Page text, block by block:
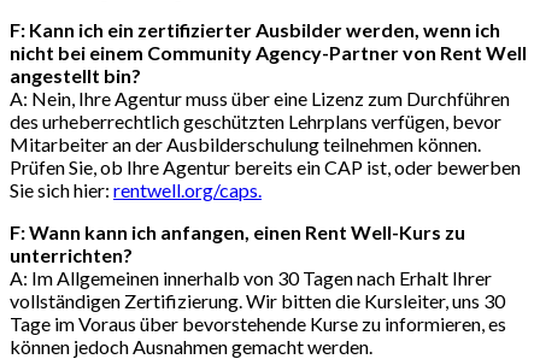
F: Kann ich ein zertifizierter Ausbilder werden, wenn ich
nicht bei einem Community Agency-Partner von Rent Well
angestellt bin?
A: Nein, Ihre Agentur muss über eine Lizenz zum Durchführen
des urheberrechtlich geschützten Lehrplans verfügen, bevor
Mitarbeiter an der Ausbilderschulung teilnehmen können.
Prüfen Sie, ob Ihre Agentur bereits ein CAP ist, oder bewerben
Sie sich hier: rentwell.org/caps.
F: Wann kann ich anfangen, einen Rent Well-Kurs zu
unterrichten?
A: Im Allgemeinen innerhalb von 30 Tagen nach Erhalt Ihrer
vollständigen Zertifizierung. Wir bitten die Kursleiter, uns 30
Tage im Voraus über bevorstehende Kurse zu informieren, es
können jedoch Ausnahmen gemacht werden.